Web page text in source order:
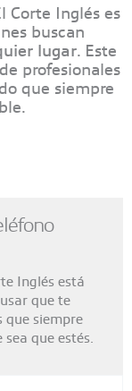
Corte Inglés es
buscan
lugar. Este
profesionales
que siempre
Inglés está
que te
que siempre
que estés.